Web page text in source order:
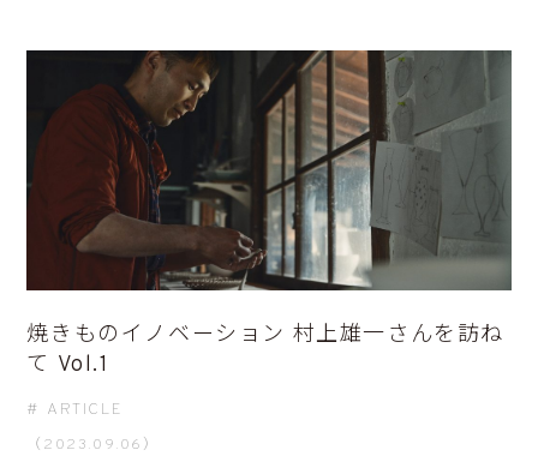
焼きものイノベーション 村上雄一さんを訪ね
て Vol.1
ARTICLE
（2023.09.06）